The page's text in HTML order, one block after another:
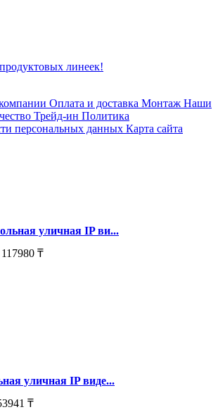
линеек!
Оплата и доставка Монтаж Наши
Трейд-ин Политика
персональных данных Карта сайта
уличная IP ви...
₸
уличная IP виде...
₸